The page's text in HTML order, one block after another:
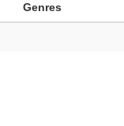
Genres